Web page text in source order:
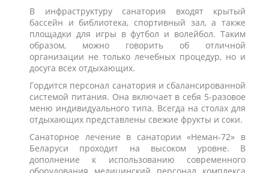
В инфраструктуру санатория входят крытый
бассейн и библиотека, спортивный зал, а также
площадки для игры в футбол и волейбол. Таким
образом, можно говорить об отличной
организации не только лечебных процедур, но и
досуга всех отдыхающих.
Гордится персонал санатория и сбалансированной
системой питания. Она включает в себя 5-разовое
меню индивидуального типа. Всегда на столах для
отдыхающих представлены свежие фрукты и соки.
Санаторное лечение в санатории «Неман-72» в
Беларуси проходит на высоком уровне. В
дополнение к использованию современного